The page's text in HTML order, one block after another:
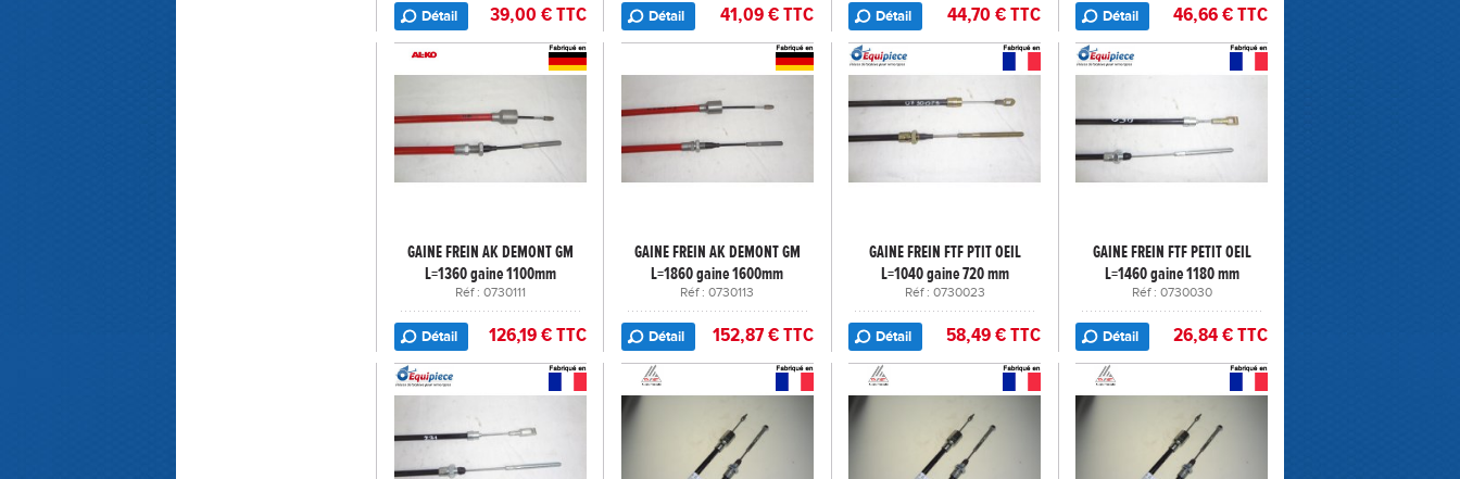
Détail 39,00 € TTC Détail 41,09 € TTC Détail 44,70 € TTC Détail 46,66 € TTC
GAINE FREIN AK DEMONT GM
L=1360 gaine 1100mm
Réf : 0730111
Détail 126,19 € TTC
GAINE FREIN AK DEMONT GM
L=1860 gaine 1600mm
Réf : 0730113
Détail 152,87 € TTC
GAINE FREIN FTF PTIT OEIL
L=1040 gaine 720 mm
Réf : 0730023
Détail 58,49 € TTC
GAINE FREIN FTF PETIT OEIL
L=1460 gaine 1180 mm
Réf : 0730030
Détail 26,84 € TTC